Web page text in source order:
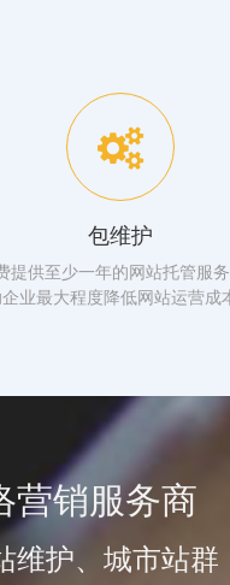
包维护
提供至少一年的网站托管服
业最大程度降低网站运营成
营销服务商
维护、城市站群